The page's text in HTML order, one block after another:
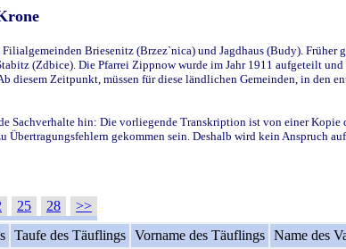
Briesenitz (Brzez`nica) und Jagdhaus (Budy). Früher
(Zdbice). Die Pfarrei Zippnow wurde im Jahr 1911 aufgeteilt
Zeitpunkt, müssen für diese ländlichen Gemeinden, in den
Sachverhalte hin: Die vorliegende Transkription ist von einer
gekommen sein. Deshalb wird kein Anspruch
25 28
>>
Taufe des Täuflings Vorname des Täuflings Name des